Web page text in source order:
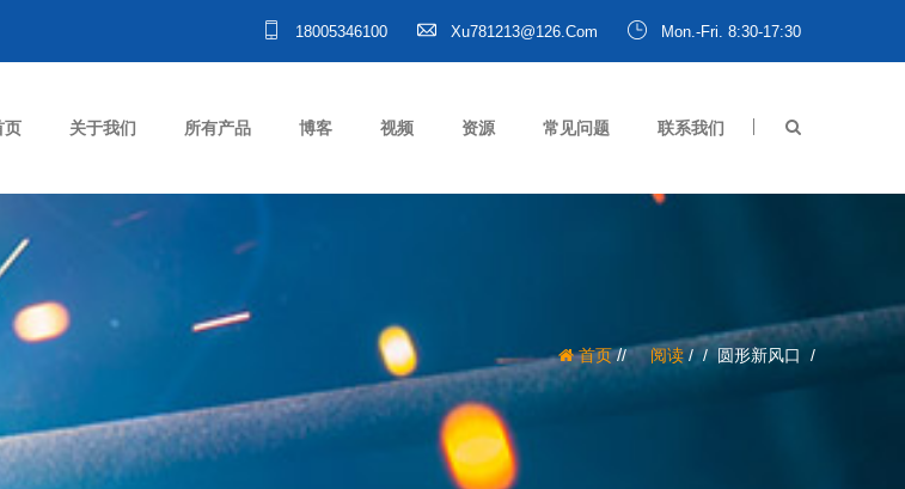
18005346100 Xu781213@126.com Mon.-Fri. 8:30-17:30
页 关于我们 所有产品 博客 视频 资源 常见问题 联系我们
首页/ 阅读/ 圆形新风口